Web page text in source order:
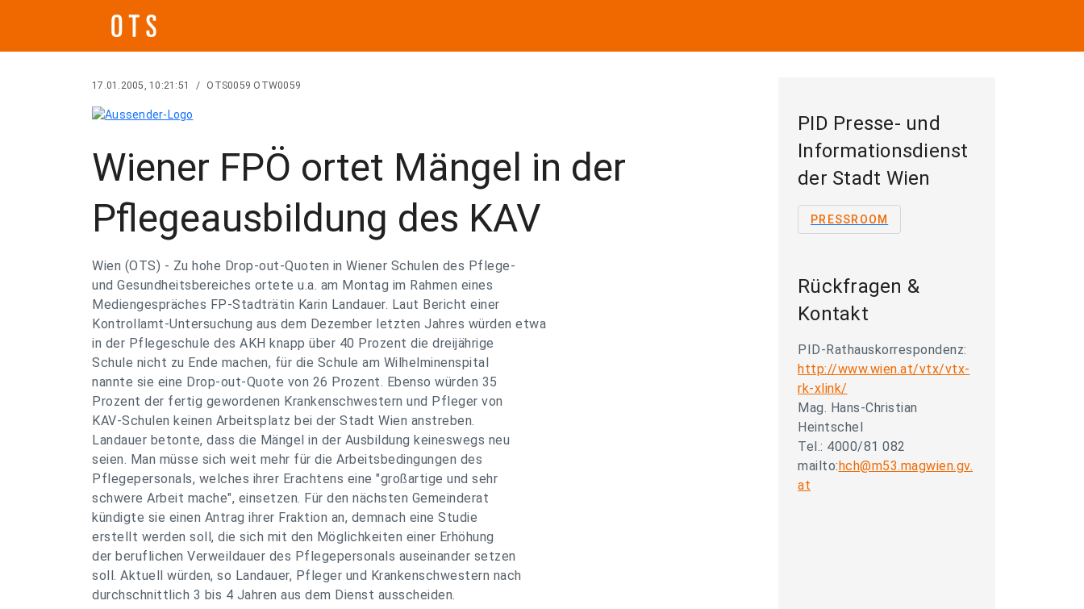
17.01.2005, 10:21:51 / OTS0059 OTW0059
Wiener FPÖ ortet Mängel in der
Pflegeausbildung des KAV
Wien (OTS) - Zu hohe Drop-out-Quoten in Wiener Schulen des Pflege-
und Gesundheitsbereiches ortete u.a. am Montag im Rahmen eines
Mediengespräches FP-Stadträtin Karin Landauer. Laut Bericht einer
Kontrollamt-Untersuchung aus dem Dezember letzten Jahres würden etwa
in der Pflegeschule des AKH knapp über 40 Prozent die dreijährige
Schule nicht zu Ende machen, für die Schule am Wilhelminenspital
nannte sie eine Drop-out-Quote von 26 Prozent. Ebenso würden 35
Prozent der fertig gewordenen Krankenschwestern und Pfleger von
KAV-Schulen keinen Arbeitsplatz bei der Stadt Wien anstreben.
Landauer betonte, dass die Mängel in der Ausbildung keineswegs neu
seien. Man müsse sich weit mehr für die Arbeitsbedingungen des
Pflegepersonals, welches ihrer Erachtens eine "großartige und sehr
schwere Arbeit mache", einsetzen. Für den nächsten Gemeinderat
kündigte sie einen Antrag ihrer Fraktion an, demnach eine Studie
erstellt werden soll, die sich mit den Möglichkeiten einer Erhöhung
der beruflichen Verweildauer des Pflegepersonals auseinander setzen
soll. Aktuell würden, so Landauer, Pfleger und Krankenschwestern nach
durchschnittlich 3 bis 4 Jahren aus dem Dienst ausscheiden.
PID Presse- und
Informationsdienst
der Stadt Wien
PRESSROOM
Rückfragen &
Kontakt
PID-Rathauskorrespondenz:
http://www.wien.at/vtx/vtx-
rk-xlink/
Mag. Hans-Christian
Heintschel
Tel.: 4000/81 082
mailto:hch@m53.magwien.gv.
at